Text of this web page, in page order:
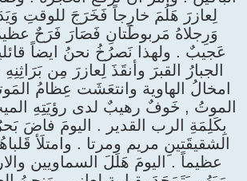
لِعازرَ هَلُمَ خارِجاً فَخَرَجَ للوقتِ
وَرِجلاهُ مَربوطَتانِ فَصَارَ فَرَحٌ
عَجيبٌ . ولهذا نَصرُخُ نحنُ ايضاً
الجبارُ القبرَ وأنقَذَ لِعازرَ مِن
امخالُ الهاوية وانتعَشَت عِظامُ
الموتُ , خَوفٌ رهيبٌ لدى رؤيَتِهِ
بِكَلِمَةِ الرب القدير . اليومَ فاضَ
الشقيقَتينِ مريم ومرتا . وامتلَأ
عظيماً . اليومَ هَلَلَ السماويين